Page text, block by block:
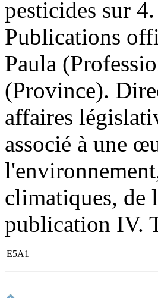
pesticides sur
Publications
Paula
(Province).
affaires
associé à une
climatiques, de
publication IV.
E5A1